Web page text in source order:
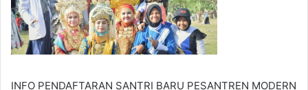
INFO PENDAFTARAN SANTRI BARU PESANTREN MODERN